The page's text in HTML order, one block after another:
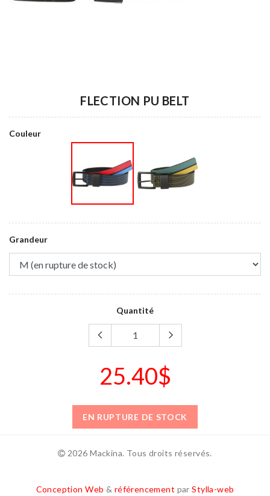
FLECTION PU BELT
Couleur
Grandeur
Quantité
25.40$
EN RUPTURE DE STOCK
2026 Mackina. Tous droits réservés.
Conception Web & référencement parStylla-web